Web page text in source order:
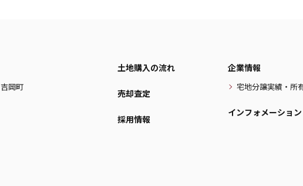
吉岡町
土地購入の流れ
売却査定
採用情報
企業情報
宅地分譲実績・所
インフォメーション